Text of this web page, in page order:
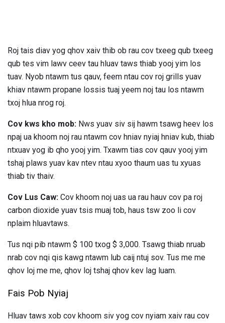
Roj tais diav yog qhov xaiv thib ob rau cov txeeg qub txeeg
qub tes vim lawv ceev tau hluav taws thiab yooj yim los
tuav. Nyob ntawm tus qauv, feem ntau cov roj grills yuav
khiav ntawm propane lossis tuaj yeem noj tau los ntawm
txoj hlua nrog roj.
Cov kws kho mob: Nws yuav siv sij hawm tsawg heev los
npaj ua khoom noj rau ntawm cov hniav nyiaj hniav kub, thiab
ntxuav yog ib qho yooj yim. Txawm tias cov qauv yooj yim
tshaj plaws yuav kav ntev ntau xyoo thaum uas tu xyuas
thiab tiv thaiv.
Cov Lus Caw: Cov khoom noj uas ua rau hauv cov pa roj
carbon dioxide yuav tsis muaj tob, haus tsw zoo li cov
nplaim hluavtaws.
Tus nqi pib ntawm $ 100 txog $ 3,000. Tsawg thiab nruab
nrab cov nqi qis kawg ntawm lub caij ntuj sov. Tus me me
qhov loj me me, qhov loj tshaj qhov kev lag luam.
Fais Pob Nyiaj
Hluav taws xob cov khoom siv yog cov nyiam xaiv rau cov